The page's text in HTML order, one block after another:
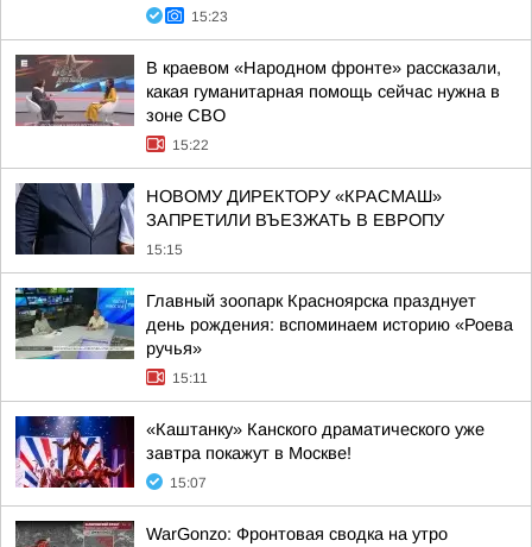
15:23
В краевом «Народном фронте» рассказали,
какая гуманитарная помощь сейчас нужна в
зоне СВО
15:22
НОВОМУ ДИРЕКТОРУ «КРАСМАШ»
ЗАПРЕТИЛИ ВЪЕЗЖАТЬ В ЕВРОПУ
15:15
Главный зоопарк Красноярска празднует
день рождения: вспоминаем историю «Роева
ручья»
15:11
«Каштанку» Канского драматического уже
завтра покажут в Москве!
15:07
WarGonzo: Фронтовая сводка на утро